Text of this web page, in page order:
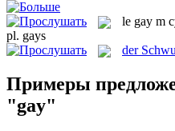
le gay m
pl. gays
der
Примеры
"gay"